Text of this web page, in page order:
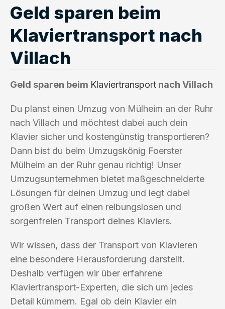
Geld sparen beim
Klaviertransport nach
Villach
Geld sparen beim Klaviertransport nach Villach
Du planst einen Umzug von Mülheim an der Ruhr
nach Villach und möchtest dabei auch dein
Klavier sicher und kostengünstig transportieren?
Dann bist du beim Umzugskönig Foerster
Mülheim an der Ruhr genau richtig! Unser
Umzugsunternehmen bietet maßgeschneiderte
Lösungen für deinen Umzug und legt dabei
großen Wert auf einen reibungslosen und
sorgenfreien Transport deines Klaviers.
Wir wissen, dass der Transport von Klavieren
eine besondere Herausforderung darstellt.
Deshalb verfügen wir über erfahrene
Klaviertransport-Experten, die sich um jedes
Detail kümmern. Egal ob dein Klavier ein